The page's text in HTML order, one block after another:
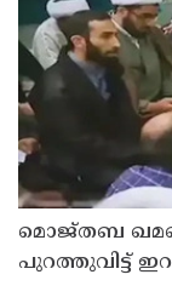
പദ്ധതിയിട്ട
മൊജ്തബ
പുറത്തുവിട്ട്